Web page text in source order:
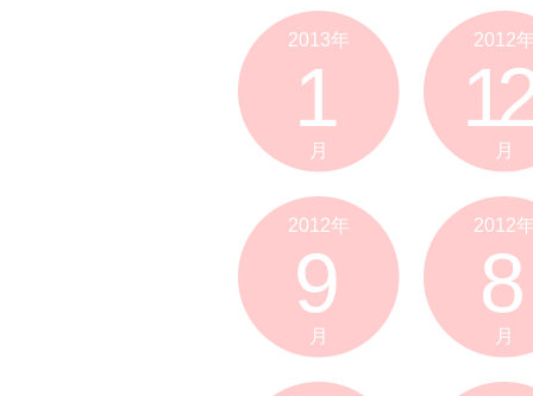
2013年
1
月
2012
12
月
2012年
9
月
2012
8
月